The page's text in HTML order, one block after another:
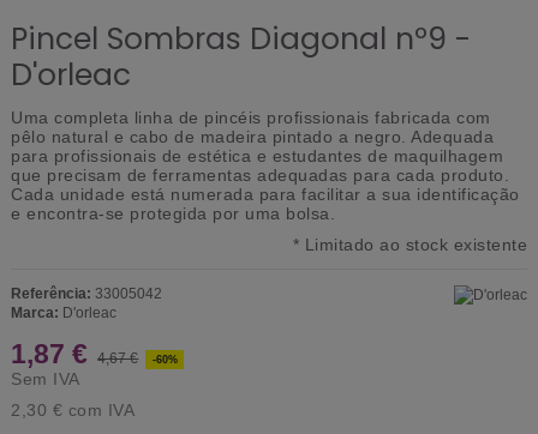
Pincel Sombras Diagonal nº9 -
D'orleac
Uma completa linha de pincéis profissionais fabricada com
pêlo natural e cabo de madeira pintado a negro. Adequada
para profissionais de estética e estudantes de maquilhagem
que precisam de ferramentas adequadas para cada produto.
Cada unidade está numerada para facilitar a sua identificação
e encontra-se protegida por uma bolsa.
* Limitado ao stock existente
Referência: 33005042
Marca: D'orleac
1,87 € 4,67 € -60%
Sem IVA
2,30 € com IVA